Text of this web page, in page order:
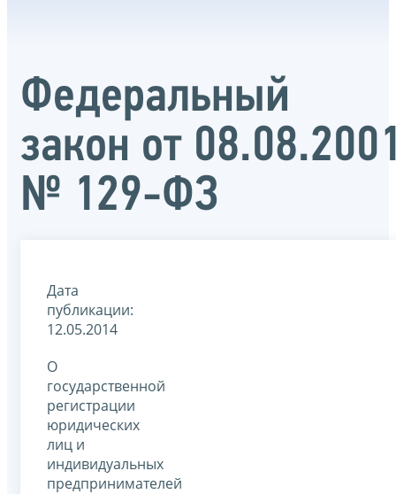
Федеральный
закон от
№ 129-ФЗ
Дата
публикации:
12.05.2014
О
государственной
регистрации
юридических
лиц и
индивидуальных
предпринимателей